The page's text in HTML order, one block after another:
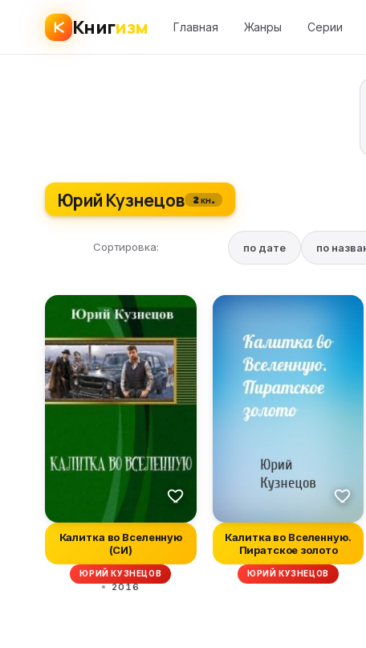
Книгизм Главная Жанры Серии
Юрий Кузнецов 2 кн.
Сортировка: по дате по
Калитка во Вселенную
(СИ)
ЮРИЙ КУЗНЕЦОВ
2016
Калитка во Вселенную.
Пиратское золото
ЮРИЙ КУЗНЕЦОВ